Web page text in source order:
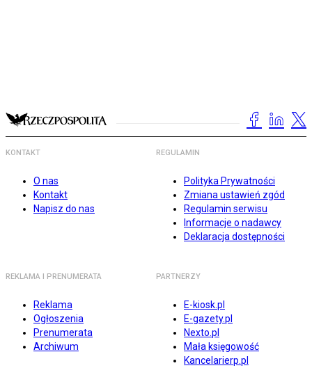
KONTAKT
O nas
Kontakt
Napisz do nas
REGULAMIN
Polityka Prywatności
Zmiana ustawień zgód
Regulamin serwisu
Informacje o nadawcy
Deklaracja dostępności
REKLAMA I PRENUMERATA
Reklama
Ogłoszenia
Prenumerata
Archiwum
PARTNERZY
E-kiosk.pl
E-gazety.pl
Nexto.pl
Mała księgowość
Kancelarierp.pl